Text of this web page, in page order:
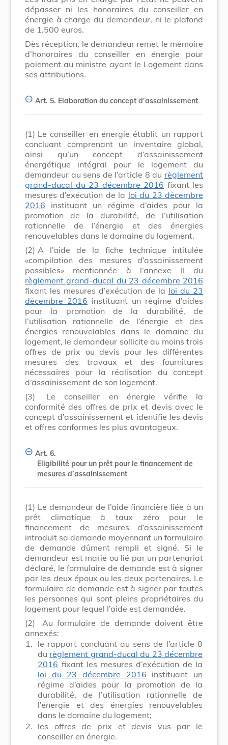
dépasser ni les honoraires du conseiller en
énergie à charge du demandeur, ni le plafond
de 1.500 euros.
Dès réception, le demandeur remet le mémoire
d’honoraires du conseiller en énergie pour
paiement au ministre ayant le Logement dans
ses attributions.
Art. 5. Elaboration du concept d’assainissement
(1) Le conseiller en énergie établit un rapport
concluant comprenant un inventaire global,
ainsi qu’un concept d’assainissement
énergétique intégral pour le logement du
demandeur au sens de l’article 8 du règlement
grand-ducal du 23 décembre 2016 fixant les
mesures d’exécution de la loi du 23 décembre
2016 instituant un régime d’aides pour la
promotion de la durabilité, de l’utilisation
rationnelle de l’énergie et des énergies
renouvelables dans le domaine du logement.
(2) A l’aide de la fiche technique intitulée
«compilation des mesures d’assainissement
possibles» mentionnée à l’annexe II du
règlement grand-ducal du 23 décembre 2016
fixant les mesures d’exécution de la loi du 23
décembre 2016 instituant un régime d’aides
pour la promotion de la durabilité, de
l’utilisation rationnelle de l’énergie et des
énergies renouvelables dans le domaine du
logement, le demandeur sollicite au moins trois
offres de prix ou devis pour les différentes
mesures des travaux et des fournitures
nécessaires pour la réalisation du concept
d’assainissement de son logement.
(3)
Le conseiller en énergie vérifie la
conformité des offres de prix et devis avec le
concept d’assainissement et identifie les devis
et offres conformes les plus avantageux.
Art. 6.
Eligibilité pour un prêt pour le financement de
mesures d’assainissement
(1) Le demandeur de l’aide financière liée à un
prêt climatique à taux zéro pour le
financement de mesures d’assainissement
introduit sa demande moyennant un formulaire
de demande dûment rempli et signé. Si le
demandeur est marié ou lié par un partenariat
déclaré, le formulaire de demande est à signer
par les deux époux ou les deux partenaires. Le
formulaire de demande est à signer par toutes
les personnes qui sont pleins propriétaires du
logement pour lequel l’aide est demandée.
(2)
Au formulaire de demande doivent être
annexés:
1. le rapport concluant au sens de l’article 8
du règlement grand-ducal du 23 décembre
2016 fixant les mesures d’exécution de la
loi du 23 décembre 2016 instituant un
régime d’aides pour la promotion de la
durabilité, de l’utilisation rationnelle de
l’énergie et des énergies renouvelables
dans le domaine du logement;
2. les offres de prix et devis vus par le
conseiller en énergie.